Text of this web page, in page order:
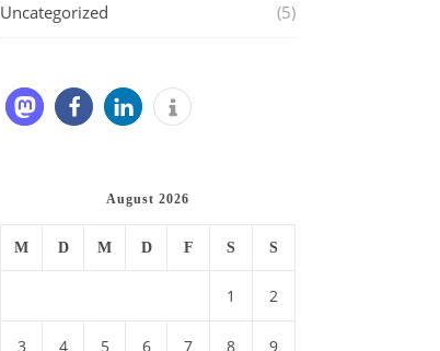
Uncategorized (5)
August 2026
M D M D F S S
1 2
3 4 5 6 7 8 9